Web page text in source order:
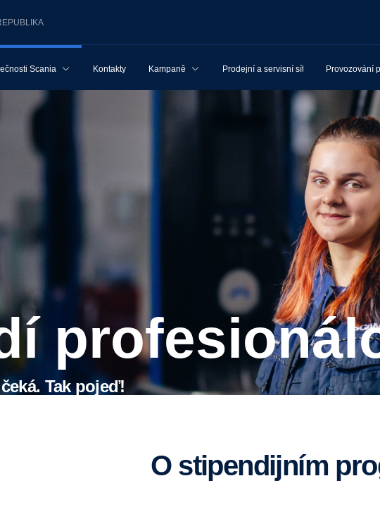
Scania Kontakty Kampaně Prodejní a servisní síť Provozování
Tak pojeď!
O stipendijním